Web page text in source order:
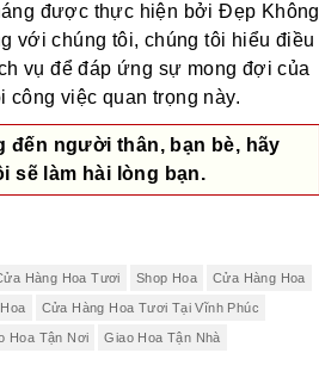
được thực hiện bởi Đẹp Không
với chúng tôi, chúng tôi hiểu điều
vụ để đáp ứng sự mong đợi của
công việc quan trọng này.
đến người thân, bạn bè, hãy
sẽ làm hài lòng bạn.
Hàng Hoa Tươi Shop Hoa Cửa Hàng Hoa
Cửa Hàng Hoa Tươi Tại Vĩnh Phúc
Hoa Tận Nơi Giao Hoa Tận Nhà